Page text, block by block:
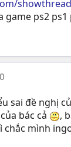
game ps2 ps1
sai đề nghị
bác cả
,
chắc mình